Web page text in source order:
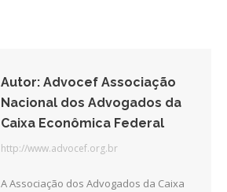
Autor: Advocef Associação
Nacional dos Advogados da
Caixa Econômica Federal
http://www.advocef.org.br
A Associação dos Advogados da Caixa